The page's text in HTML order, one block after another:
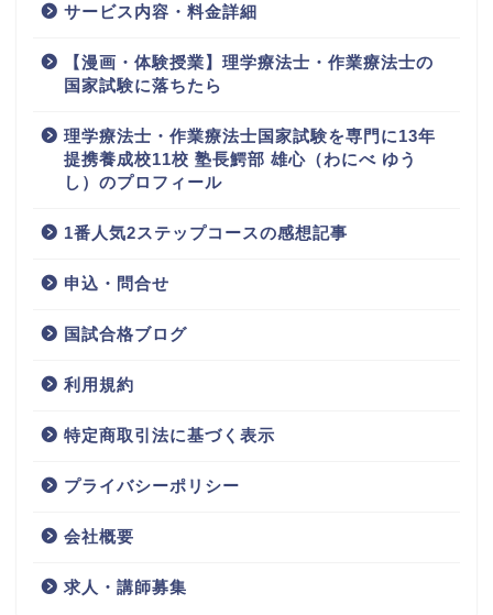
サービス内容・料金詳細
【漫画・体験授業】理学療法士・作業療法士の
国家試験に落ちたら
理学療法士・作業療法士国家試験を専門に13年
提携養成校11校 塾長鰐部 雄心（わにべ ゆう
し）のプロフィール
1番人気2ステップコースの感想記事
申込・問合せ
国試合格ブログ
利用規約
特定商取引法に基づく表示
プライバシーポリシー
会社概要
求人・講師募集